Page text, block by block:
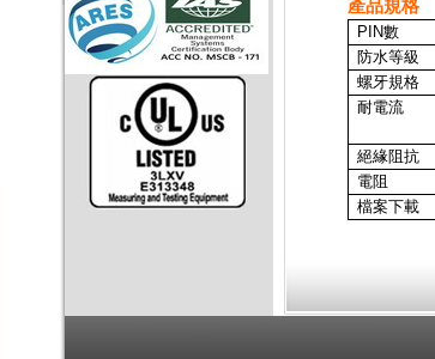
產品規格
PIN數
防水等級
螺牙規格
耐電流
絕緣阻抗
電阻
檔案下載